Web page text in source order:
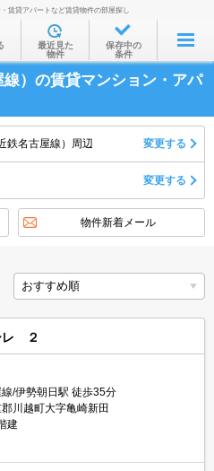
を探す
沿線・駅から
住所から
家賃相場から
不動産会社から
賃貸アパートなど賃貸物件の部屋探し
最近見た
物件
保存中の
条件
）の賃貸マンション・アパ
鉄名古屋線）周辺 変更する
変更する
物件新着メール
レ ２
/伊勢朝日駅 徒歩35分
川越町大字亀崎新田
建